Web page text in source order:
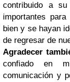
contribuido a
importantes
bien y se hayan
de regresar de
Agradecer
confiado en
comunicación y